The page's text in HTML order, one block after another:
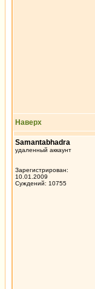
Наверх
Samantabhadra
удаленный аккаунт
Зарегистрирован:
10.01.2009
Суждений: 10755